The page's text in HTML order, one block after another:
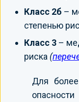
Класс 2б –
степенью
Класс 3 –
риска (
Для